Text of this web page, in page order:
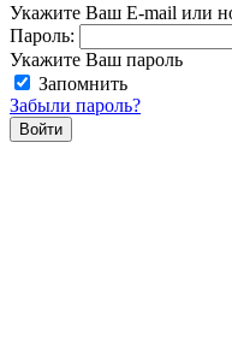
Укажите Ваш E-mail или
Пароль:
Укажите Ваш пароль
Запомнить
Забыли пароль?